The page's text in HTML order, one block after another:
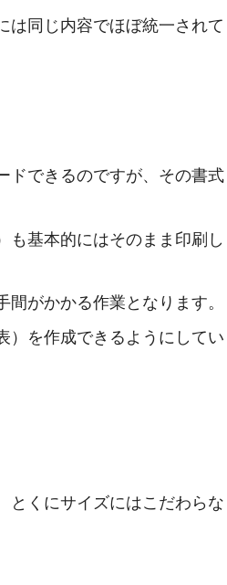
は同じ内容でほぼ統一されて
ドできるのですが、その書式
も基本的にはそのまま印刷し
がかかる作業となります。
）を作成できるようにしてい
とくにサイズにはこだわらな